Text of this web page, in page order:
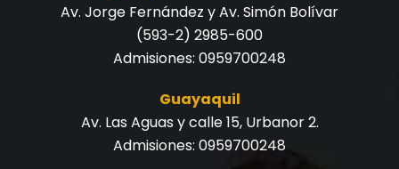
Av. Jorge Fernández y Av. Simón Bolívar
(593-2) 2985-600
Admisiones: 0959700248
Guayaquil
Av. Las Aguas y calle 15, Urbanor 2.
Admisiones: 0959700248